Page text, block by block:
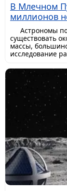
В Млечном
миллионов
Астрономы
существовать
массы,
исследование